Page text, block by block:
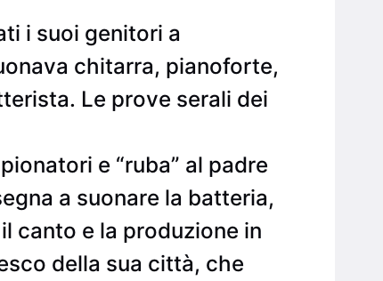
i suoi genitori a
chitarra, pianoforte,
Le prove serali dei
e “ruba” al padre
a suonare la batteria,
canto e la produzione in
della sua città, che